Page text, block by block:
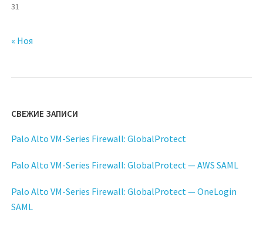
31
« Ноя
СВЕЖИЕ ЗАПИСИ
Palo Alto VM-Series Firewall: GlobalProtect
Palo Alto VM-Series Firewall: GlobalProtect — AWS SAML
Palo Alto VM-Series Firewall: GlobalProtect — OneLogin
SAML